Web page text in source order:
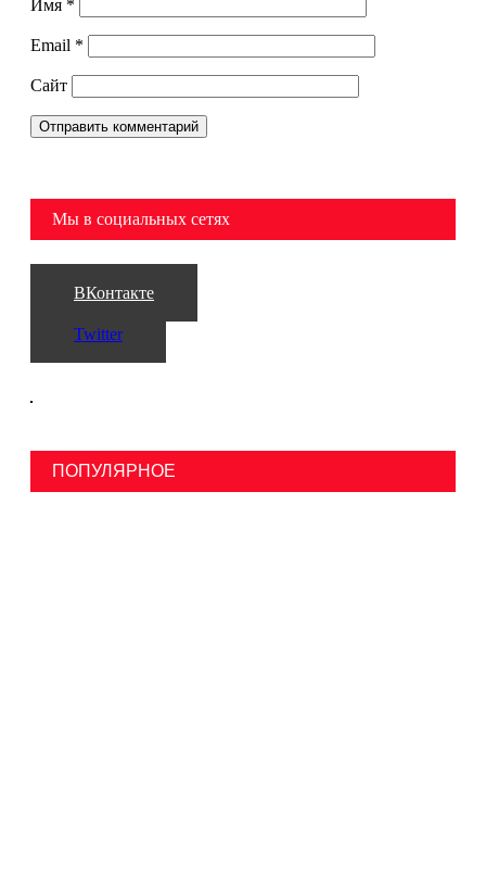
Имя *
Email *
Сайт
Мы в социальных сетях
ВКонтакте
Twitter
ПОПУЛЯРНОЕ